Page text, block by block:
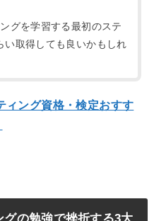
グを学習する最初のステ
い取得しても良いかもしれ
ィング資格・検定おすす